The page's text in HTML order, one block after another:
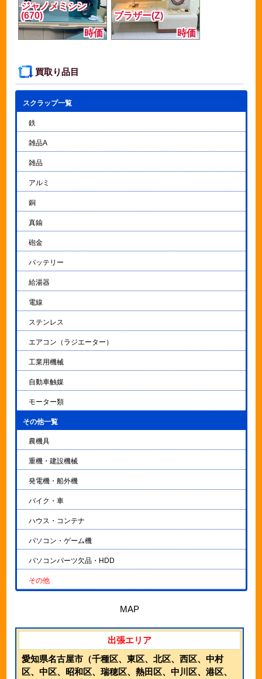
ジャノメミシン
(670)
時価
ブラザー(Z)
時価
買取り品目
スクラップ一覧
鉄
雑品A
雑品
アルミ
銅
真鍮
砲金
バッテリー
給湯器
電線
ステンレス
エアコン（ラジエーター）
工業用機械
自動車触媒
モーター類
その他一覧
農機具
重機・建設機械
発電機・船外機
バイク・車
ハウス・コンテナ
パソコン・ゲーム機
パソコンパーツ欠品・HDD
その他
MAP
出張エリア
愛知県名古屋市（千種区、東区、北区、西区、中村
区、中区、昭和区、瑞穂区、熱田区、中川区、港区、